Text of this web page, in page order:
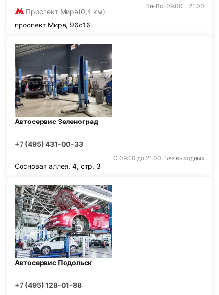
Проспект Мира(0,4 км)
Пн-Вс: 09:00 - 21:00
проспект Мира, 96с16
Автосервис Зеленоград
+7 (495) 431-00-33
С 09:00 до 21:00. Без выходных
Сосновая аллея, 4, стр. 3
Автосервис Подольск
+7 (495) 128-01-88